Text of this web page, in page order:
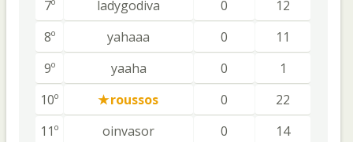
7º ladygodiva 0
12
8º
yahaaa 0
11
9º
yaaha 0
1
10º
roussos 0
22
11º
oinvasor 0
14